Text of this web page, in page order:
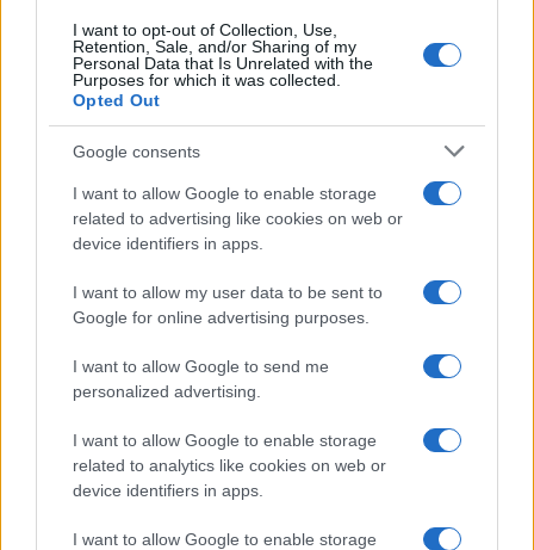
I want to opt-out of Collection, Use,
Retention, Sale, and/or Sharing of my
Personal Data that Is Unrelated with the
Purposes for which it was collected.
Opted Out
Google consents
I want to allow Google to enable storage
related to advertising like cookies on web or
device identifiers in apps.
I want to allow my user data to be sent to
Google for online advertising purposes.
I want to allow Google to send me
personalized advertising.
I want to allow Google to enable storage
related to analytics like cookies on web or
device identifiers in apps.
I want to allow Google to enable storage
segnali d’allarme
Matteo Pellegrino · 9 Ago 2026
Feng Shui: consigli per posizionare il divano in modo
armonico
Beatrice Bonaventura · 9 Ago 2026